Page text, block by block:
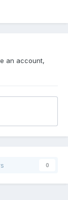
an account,
0